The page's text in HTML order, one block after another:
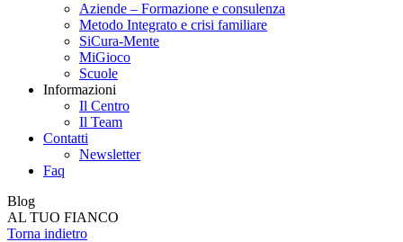
Aziende – Formazione e consulenza
Metodo Integrato e crisi familiare
SiCura-Mente
MiGioco
Scuole
Informazioni
Il Centro
Il Team
Contatti
Newsletter
Faq
Blog
AL TUO FIANCO
Torna indietro